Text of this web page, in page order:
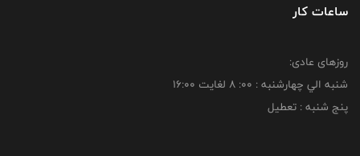
ساعات کار
روزهای عادی:
شنبه الي چهارشنبه : 00: 8 لغايت 16:00
پنج شنبه : تعطیل